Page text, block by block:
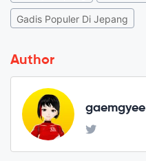
Gadis Populer Di Jepang
Author
gaemgyee